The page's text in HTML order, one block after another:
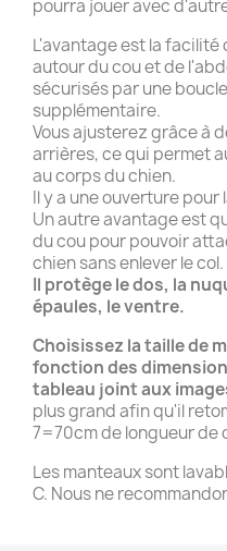
pourra jouer avec
L'avantage est la
autour du cou et de
sécurisés par une
supplémentaire.
Vous ajusterez grâce à
arrières, ce qui permet
au corps du chien.
Il y a une ouverture pour
Un autre avantage est
du cou pour pouvoir
chien sans enlever le col.
Il protège le dos, la
épaules, le ventre.
Choisissez la taille de
fonction des
tableau joint aux
plus grand afin qu'il
7=70cm de longueur de
Les manteaux sont
C. Nous ne